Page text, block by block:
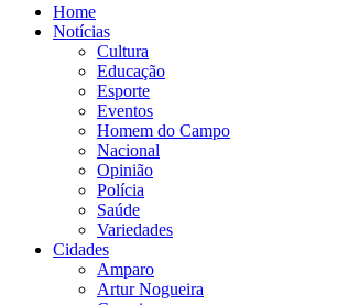
Home
Notícias
Cultura
Educação
Esporte
Eventos
Homem do Campo
Nacional
Opinião
Polícia
Saúde
Variedades
Cidades
Amparo
Artur Nogueira